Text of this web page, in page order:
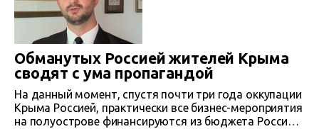
Обманутых Россией жителей Крыма
сводят с ума пропагандой
На данный момент, спустя почти три года оккупации
Крыма Россией, практически все бизнес-мероприятия
на полуострове финансируются из бюджета России